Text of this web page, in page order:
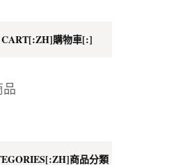
購物車[:]
商品分類